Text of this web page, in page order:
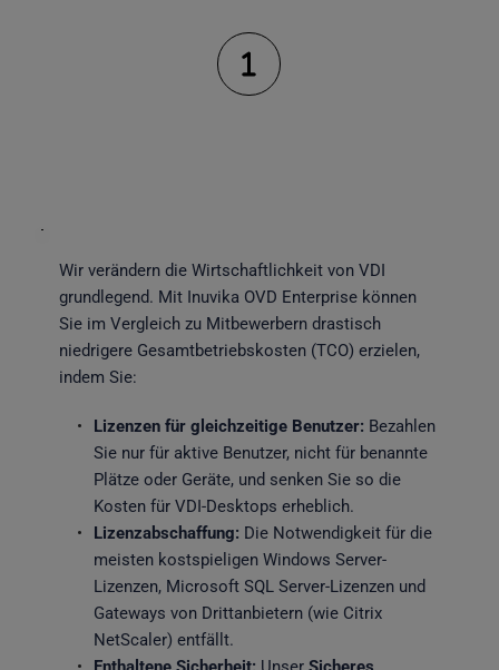
Wir verändern die Wirtschaftlichkeit von VDI
grundlegend. Mit Inuvika OVD Enterprise können
Sie im Vergleich zu Mitbewerbern drastisch
niedrigere Gesamtbetriebskosten (TCO) erzielen,
indem Sie:
Lizenzen für gleichzeitige Benutzer: Bezahlen
Sie nur für aktive Benutzer, nicht für benannte
Plätze oder Geräte, und senken Sie so die
Kosten für VDI-Desktops erheblich.
Lizenzabschaffung: Die Notwendigkeit für die
meisten kostspieligen Windows Server-
Lizenzen, Microsoft SQL Server-Lizenzen und
Gateways von Drittanbietern (wie Citrix
NetScaler) entfällt.